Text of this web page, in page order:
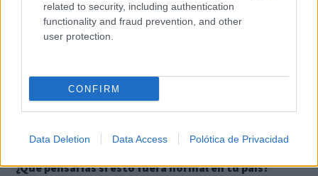
related to security, including authentication
functionality and fraud prevention, and other
user protection.
CONFIRM
Data Deletion Data Access Polótica de Privacidad
¿Qué pensarías si esto fuera normal en tu país?